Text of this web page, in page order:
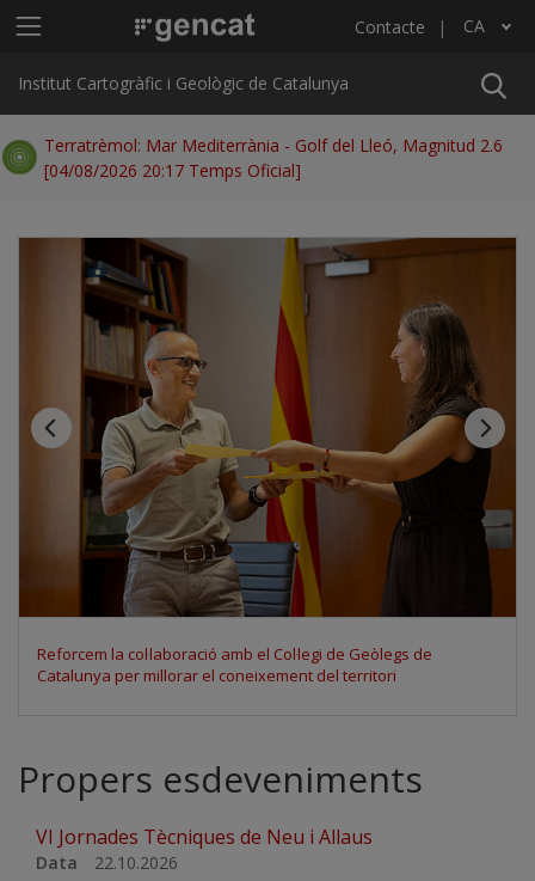
Menú principal ICGC Contacte CA
Llista les accions addicionals
Institut Cartogràfic i Geològic de Catalunya
Terratrèmol: Mar Mediterrània - Golf del Lleó, Magnitud 2.6
[04/08/2026 20:17 Temps Oficial]
Reforcem la col·laboració amb el Col·legi de Geòlegs de
Catalunya per millorar el coneixement del territori
Propers esdeveniments
VI Jornades Tècniques de Neu i Allaus
Data 22.10.2026